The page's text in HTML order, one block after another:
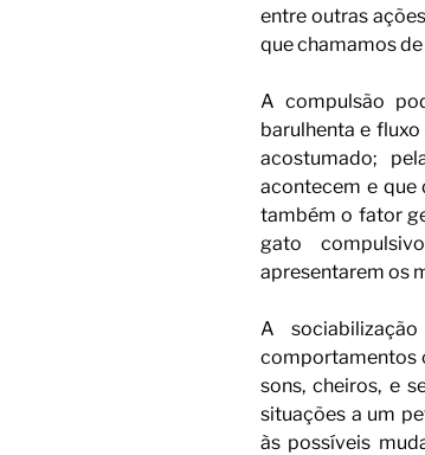
entre outras
que chamamos
A compulsão
barulhenta e
acostumado;
acontecem e que
também o fator
gato
apresentarem os
A
comportamentos
sons, cheiros, e
situações a um
às possíveis